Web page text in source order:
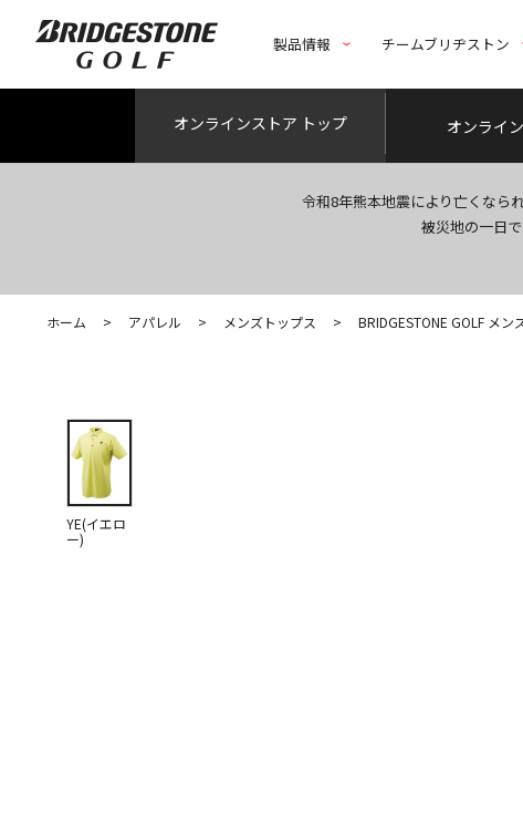
製品情報 チームブリヂストン
オンラインストア トップ オンライ
令和8年熊本地震により亡くなら
被災地の一日
ホーム > アパレル > メンズトップス > BRIDGESTONE GOLF メ
YE(イエロ
ー)